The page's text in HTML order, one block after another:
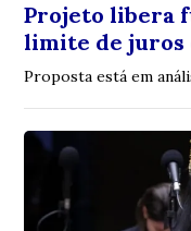
Projeto libera
limite de juros
Proposta está em